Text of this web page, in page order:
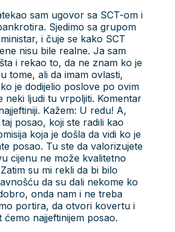
sam ugovor sa SCT-om i
Sjedimo sa grupom
i čuje se kako SCT
nisu bile realne. Ja sam
i rekao to, da ne znam ko je
tome, ali da imam ovlasti,
je dodijelio poslove po ovim
neki ljudi tu vrpoljiti. Komentar
Kažem: U redu! A,
posao, koji ste radili kao
koja je došla da vidi ko je
posao. Tu ste da valorizujete
cijenu ne može kvalitetno
su mi rekli da bi bilo
da su dali nekome ko
onda nam i ne treba
portira, da otvori kovertu i
najjeftinijem posao.